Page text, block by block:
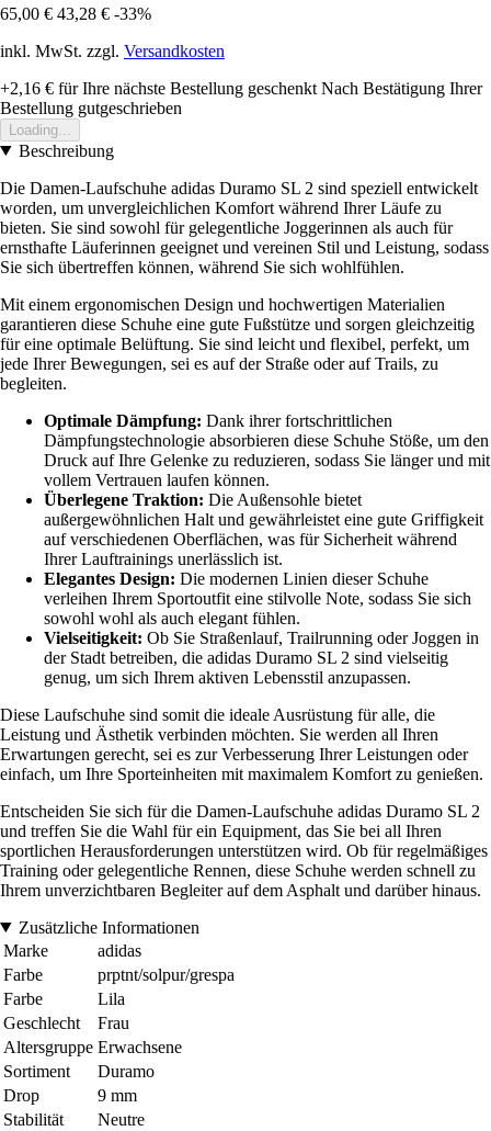
65,00 € 43,28 € -33%
inkl. MwSt. zzgl. Versandkosten
+2,16 € für Ihre nächste Bestellung geschenkt Nach Bestätigung Ihrer
Bestellung gutgeschrieben
Loading...
Beschreibung
Die Damen-Laufschuhe adidas Duramo SL 2 sind speziell entwickelt
worden, um unvergleichlichen Komfort während Ihrer Läufe zu
bieten. Sie sind sowohl für gelegentliche Joggerinnen als auch für
ernsthafte Läuferinnen geeignet und vereinen Stil und Leistung, sodass
Sie sich übertreffen können, während Sie sich wohlfühlen.
Mit einem ergonomischen Design und hochwertigen Materialien
garantieren diese Schuhe eine gute Fußstütze und sorgen gleichzeitig
für eine optimale Belüftung. Sie sind leicht und flexibel, perfekt, um
jede Ihrer Bewegungen, sei es auf der Straße oder auf Trails, zu
begleiten.
Optimale Dämpfung: Dank ihrer fortschrittlichen
Dämpfungstechnologie absorbieren diese Schuhe Stöße, um den
Druck auf Ihre Gelenke zu reduzieren, sodass Sie länger und mit
vollem Vertrauen laufen können.
Überlegene Traktion: Die Außensohle bietet
außergewöhnlichen Halt und gewährleistet eine gute Griffigkeit
auf verschiedenen Oberflächen, was für Sicherheit während
Ihrer Lauftrainings unerlässlich ist.
Elegantes Design: Die modernen Linien dieser Schuhe
verleihen Ihrem Sportoutfit eine stilvolle Note, sodass Sie sich
sowohl wohl als auch elegant fühlen.
Vielseitigkeit: Ob Sie Straßenlauf, Trailrunning oder Joggen in
der Stadt betreiben, die adidas Duramo SL 2 sind vielseitig
genug, um sich Ihrem aktiven Lebensstil anzupassen.
Diese Laufschuhe sind somit die ideale Ausrüstung für alle, die
Leistung und Ästhetik verbinden möchten. Sie werden all Ihren
Erwartungen gerecht, sei es zur Verbesserung Ihrer Leistungen oder
einfach, um Ihre Sporteinheiten mit maximalem Komfort zu genießen.
Entscheiden Sie sich für die Damen-Laufschuhe adidas Duramo SL 2
und treffen Sie die Wahl für ein Equipment, das Sie bei all Ihren
sportlichen Herausforderungen unterstützen wird. Ob für regelmäßiges
Training oder gelegentliche Rennen, diese Schuhe werden schnell zu
Ihrem unverzichtbaren Begleiter auf dem Asphalt und darüber hinaus.
Zusätzliche Informationen
Marke
adidas
Farbe
prptnt/solpur/grespa
Farbe
Lila
Geschlecht
Frau
Altersgruppe Erwachsene
Sortiment
Duramo
Drop
9 mm
Stabilität
Neutre